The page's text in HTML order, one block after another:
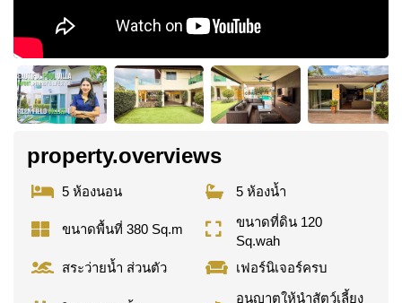
property.overviews
5 ห้องนอน 5 ห้องน้ำ
ขนาดพื้นที่ 380 Sq.m
ขนาดที่ดิน 120
Sq.wah
สระว่ายน้ำ ส่วนตัว
เฟอร์นิเจอร์ครบ
อนุญาตให้นำสัตว์เลี้ยง